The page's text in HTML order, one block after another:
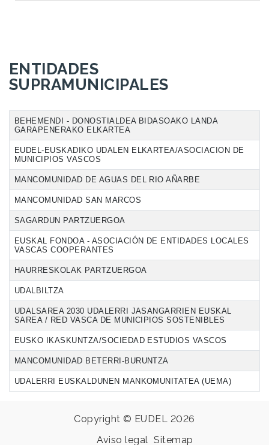
ENTIDADES
SUPRAMUNICIPALES
BEHEMENDI - DONOSTIALDEA BIDASOAKO LANDA
GARAPENERAKO ELKARTEA
EUDEL-EUSKADIKO UDALEN ELKARTEA/ASOCIACION DE
MUNICIPIOS VASCOS
MANCOMUNIDAD DE AGUAS DEL RIO AÑARBE
MANCOMUNIDAD SAN MARCOS
SAGARDUN PARTZUERGOA
EUSKAL FONDOA - ASOCIACIÓN DE ENTIDADES LOCALES
VASCAS COOPERANTES
HAURRESKOLAK PARTZUERGOA
UDALBILTZA
UDALSAREA 2030 UDALERRI JASANGARRIEN EUSKAL
SAREA / RED VASCA DE MUNICIPIOS SOSTENIBLES
EUSKO IKASKUNTZA/SOCIEDAD ESTUDIOS VASCOS
MANCOMUNIDAD BETERRI-BURUNTZA
UDALERRI EUSKALDUNEN MANKOMUNITATEA (UEMA)
Copyright © EUDEL 2026
Aviso legal Sitemap